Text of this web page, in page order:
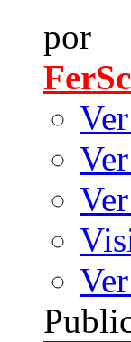
por